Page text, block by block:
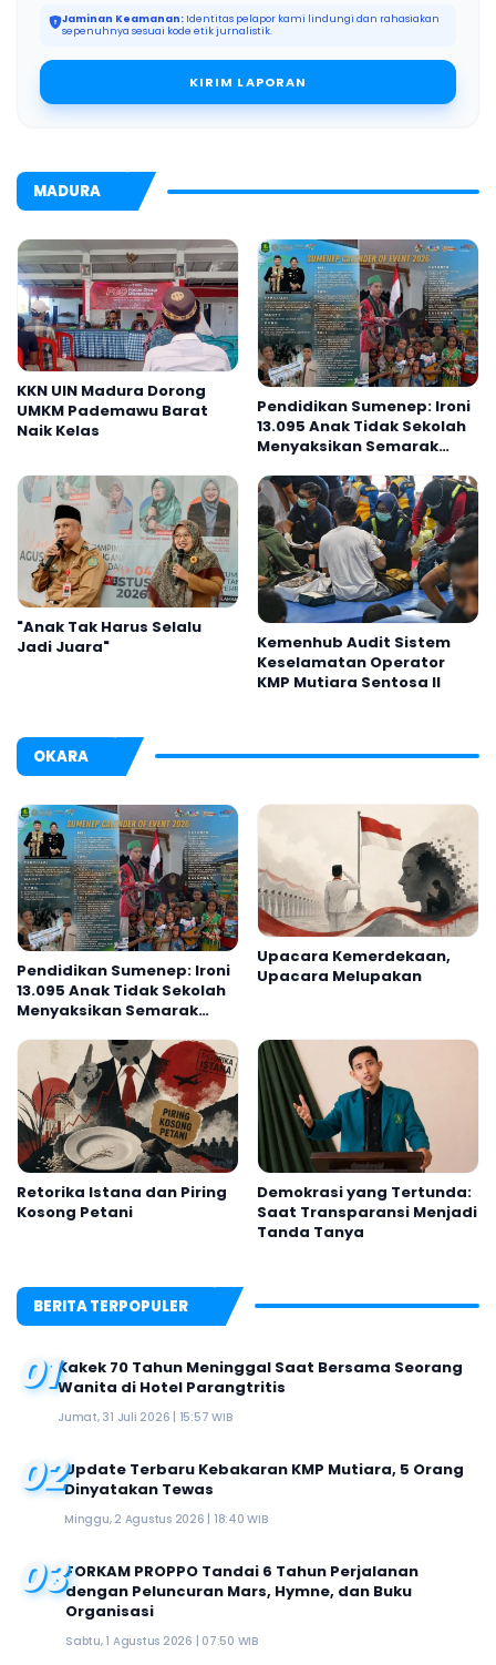
Jaminan Keamanan: Identitas pelapor kami lindungi dan rahasiakan
sepenuhnya sesuai kode etik jurnalistik.
KIRIM LAPORAN
MADURA
KKN UIN Madura Dorong
UMKM Pademawu Barat
Naik Kelas
Pendidikan Sumenep: Ironi
13.095 Anak Tidak Sekolah
Menyaksikan Semarak
2026
"Anak Tak Harus Selalu
Jadi Juara"
Kemenhub Audit Sistem
Keselamatan Operator
KMP Mutiara Sentosa II
OKARA
Pendidikan Sumenep: Ironi
13.095 Anak Tidak Sekolah
Menyaksikan Semarak
2026
Upacara Kemerdekaan,
Upacara Melupakan
Retorika Istana dan Piring
Kosong Petani
Demokrasi yang Tertunda:
Saat Transparansi Menjadi
Tanda Tanya
BERITA TERPOPULER
01Kakek 70 Tahun Meninggal Saat Bersama Seorang
Wanita di Hotel Parangtritis
Jumat, 31 Juli 2026 | 15:57 WIB
02Update Terbaru Kebakaran KMP Mutiara, 5 Orang
Dinyatakan Tewas
Minggu, 2 Agustus 2026 | 18:40 WIB
03FORKAM PROPPO Tandai 6 Tahun Perjalanan
dengan Peluncuran Mars, Hymne, dan Buku
Organisasi
Sabtu, 1 Agustus 2026 | 07:50 WIB